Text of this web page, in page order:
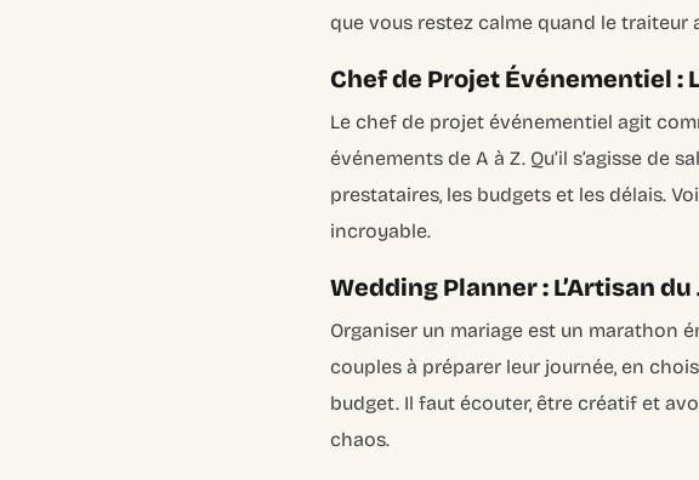
que vous restez calme quand le
Chef de Projet Événementiel :
Le chef de projet événementiel agit
événements de A à Z. Qu’il s’agisse de
prestataires, les budgets et les délais.
incroyable.
Wedding Planner : L’Artisan
Organiser un mariage est un marathon
couples à préparer leur journée, en
budget. Il faut écouter, être créatif et
chaos.